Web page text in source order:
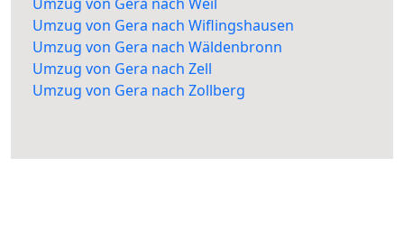
Umzug von Gera nach Wiflingshausen
Umzug von Gera nach Wäldenbronn
Umzug von Gera nach Zell
Umzug von Gera nach Zollberg